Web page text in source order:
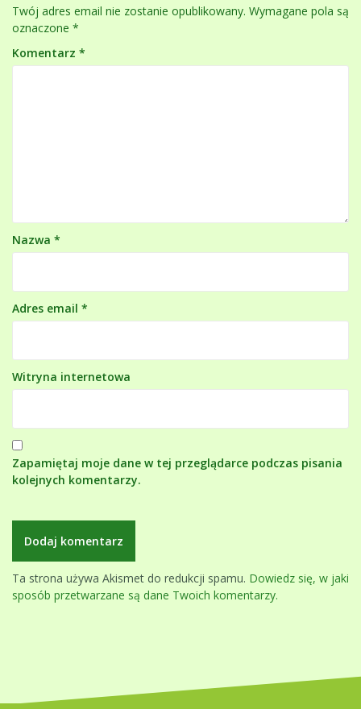
Twój adres email nie zostanie opublikowany. Wymagane pola są
oznaczone *
Komentarz *
Nazwa *
Adres email *
Witryna internetowa
Zapamiętaj moje dane w tej przeglądarce podczas pisania
kolejnych komentarzy.
Ta strona używa Akismet do redukcji spamu. Dowiedz się, w jaki
sposób przetwarzane są dane Twoich komentarzy.